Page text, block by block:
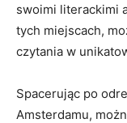
swoimi literackimi
tych miejscach,
​czytania w
Spacerując po
Amsterdamu,⁣